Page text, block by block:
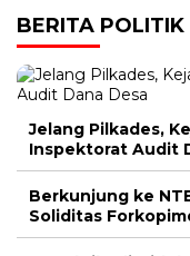
BERITA POLITIK
Jelang Pilkades,
Inspektorat Audit
Berkunjung ke
Soliditas